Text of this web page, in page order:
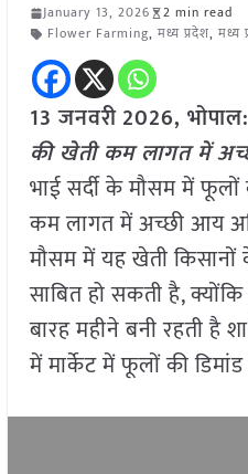
January 13, 2026
2 min read
Flower Farming, मध्य प्रदेश, मध्य
13 जनवरी2026, भोपाल:
की खेती कम लागत में
भाई सर्दी के मौसम में
कम लागत में अच्छी आय
मौसम में यह खेती किसानों
साबित हो सकती है,
बारह महीने बनी रहती है
में मार्केट में फूलों की